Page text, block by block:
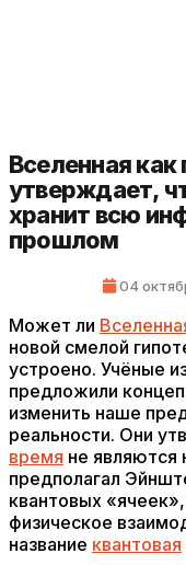
Вселенная
утверждает,
хранит всю
прошлом
04
Может ли
новой смелой
устроено. Учёные
предложили
изменить наше
реальности. Они
время не являются
предполагал
квантовых
физическое
название квантовая